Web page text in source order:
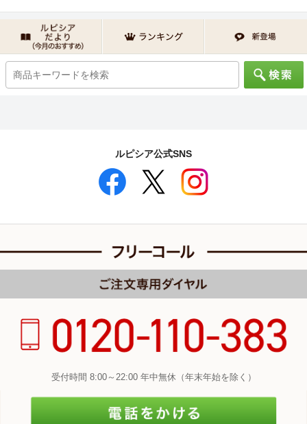
ルピシア公式SNS
受付時間 8:00～22:00 年中無休（年末年始を除く）